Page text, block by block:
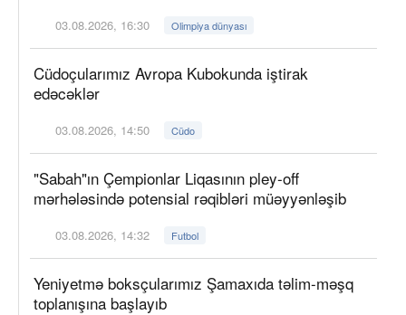
03.08.2026, 16:30 Olimpiya dünyası
Cüdoçularımız Avropa Kubokunda iştirak
edəcəklər
03.08.2026, 14:50 Cüdo
"Sabah"ın Çempionlar Liqasının pley-off
mərhələsində potensial rəqibləri müəyyənləşib
03.08.2026, 14:32 Futbol
Yeniyetmə boksçularımız Şamaxıda təlim-məşq
toplanışına başlayıb